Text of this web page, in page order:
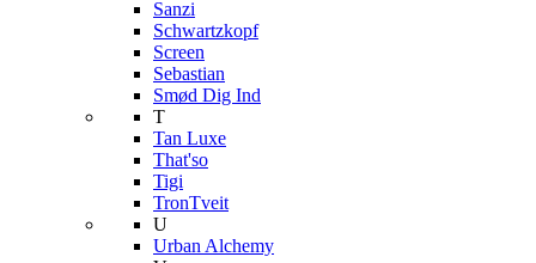
Sanzi
Schwartzkopf
Screen
Sebastian
Smød Dig Ind
T
Tan Luxe
That'so
Tigi
TronTveit
U
Urban Alchemy